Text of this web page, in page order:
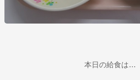
本日の給食は…